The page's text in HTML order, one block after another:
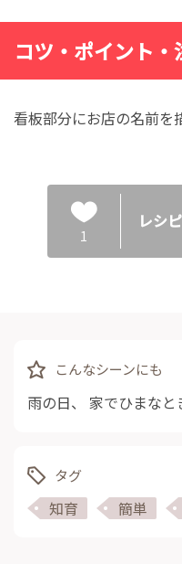
コツ・ポイント・
看板部分にお店の名前を
1
レシ
こんなシーンにも
雨の日、 家でひまなと
タグ
知育 簡単